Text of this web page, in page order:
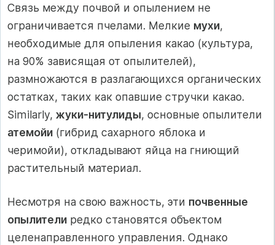
Связь между почвой и опылением не
ограничивается пчелами. Мелкие мухи,
необходимые для опыления какао (культура,
на 90% зависящая от опылителей),
размножаются в разлагающихся органических
остатках, таких как опавшие стручки какао.
Similarly, жуки-нитулиды, основные опылители
атемойи (гибрид сахарного яблока и
черимойи), откладывают яйца на гниющий
растительный материал.
Несмотря на свою важность, эти почвенные
опылители редко становятся объектом
целенаправленного управления. Однако